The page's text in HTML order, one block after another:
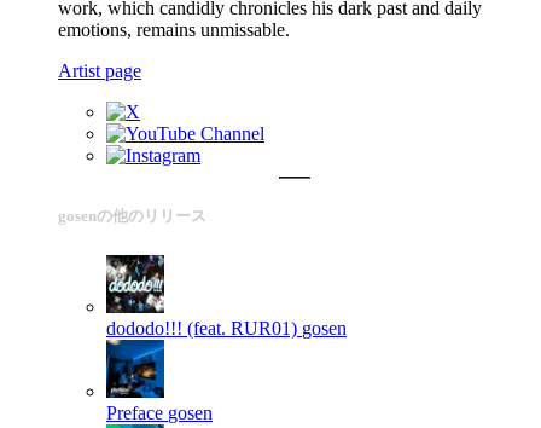
work, which candidly chronicles his dark past and daily
emotions, remains unmissable.
Artist page
gosenの他のリリース
dododo!!! (feat. RUR01) gosen
Preface gosen